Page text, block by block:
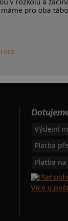
v rozkolu a
pro oba
Výdejní
Platba
Platba
Více o